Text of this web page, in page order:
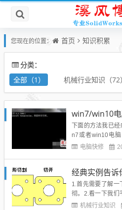
您现在的位置： 首页 知识积累
分类：
全部（1） 机械行业知识（72）
下面的方法我已
n7或者win10电
题：1、打开开始
电脑快修
1.首先需要了解一
彻。2.看一下我们
艺生产出来的。什
机械行业知识